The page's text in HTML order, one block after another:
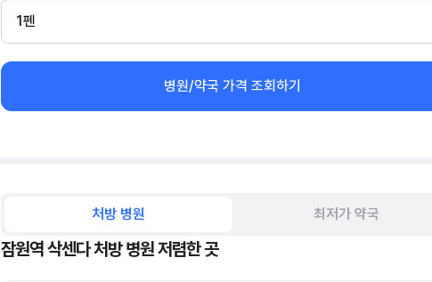
1펜
병원/약국 가격 조회하기
처방 병원 최저가 약국
잠원역 삭센다 처방 병원 저렴한 곳